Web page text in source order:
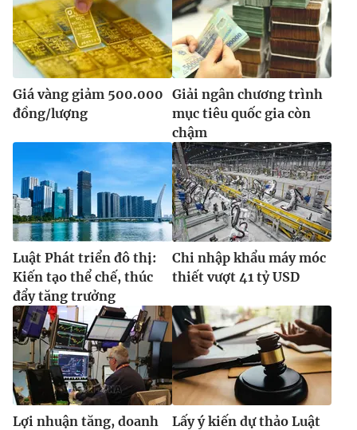
Giá vàng giảm 500.000
đồng/lượng
Giải ngân chương trình
mục tiêu quốc gia còn
chậm
Luật Phát triển đô thị:
Kiến tạo thể chế, thúc
đẩy tăng trưởng
Chi nhập khẩu máy móc
thiết vượt 41 tỷ USD
Lợi nhuận tăng, doanh
Lấy ý kiến dự thảo Luật